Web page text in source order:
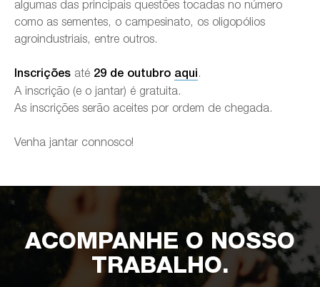
algumas das principais questões tocadas no número
como as sementes, o campesinato, os oligopólios
agroindustriais, entre outros.
Inscrições até 29 de outubro aqui
A inscrição (e o jantar) é gratuita.
As inscrições serão aceites por ordem de chegada.
Venha jantar connosco!
ACOMPANHE O NOSSO
TRABALHO.